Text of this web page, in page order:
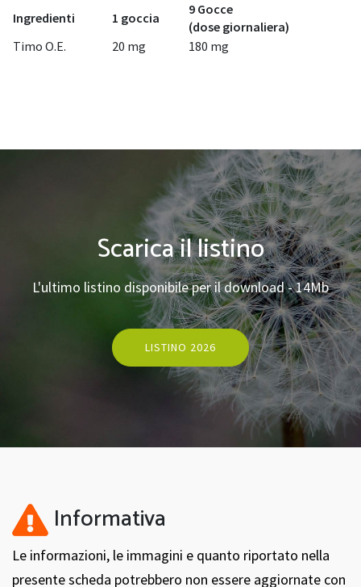
Ingredienti
1 goccia
9 Gocce
(dose giornaliera)
Timo O.E.
20 mg 180 mg
Scarica il listino
L'ultimo listino disponibile per il download - 14Mb
LISTINO 2026
Informativa
Le informazioni, le immagini e quanto riportato nella
presente scheda potrebbero non essere aggiornate con